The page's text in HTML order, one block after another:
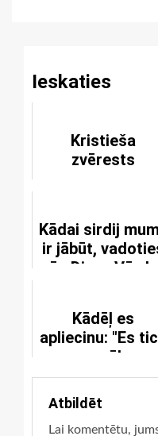
Ieskaties
Kristieša
zvērests
Kādai sirdij
ir jābūt,
pēc Dieva
Kādēļ es
apliecinu: "Es
uz grēku
piedošanu"?
Atbildēt
Lai komentētu,